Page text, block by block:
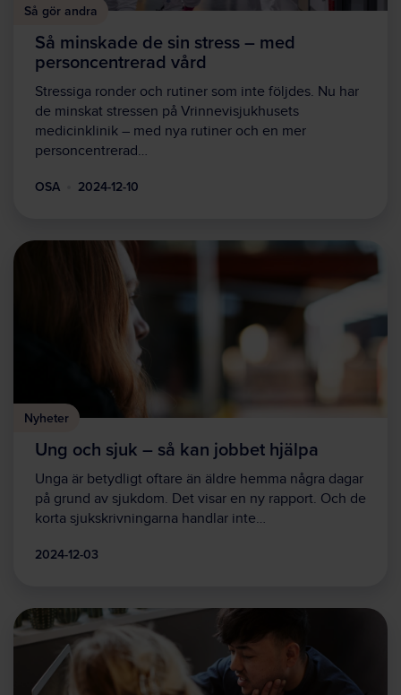
Så gör andra
Så minskade de sin stress – med
personcentrerad vård
Stressiga ronder och rutiner som inte följdes. Nu har
de minskat stressen på Vrinnevisjukhusets
medicinklinik – med nya rutiner och en mer
personcentrerad…
OSA 2024-12-10
Nyheter
Ung och sjuk – så kan jobbet hjälpa
Unga är betydligt oftare än äldre hemma några dagar
på grund av sjukdom. Det visar en ny rapport. Och de
korta sjukskrivningarna handlar inte…
2024-12-03